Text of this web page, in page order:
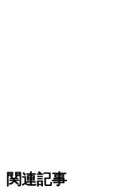
関連記事